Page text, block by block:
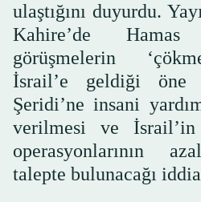
ulaştığını duyurdu.
Kahire’de
görüşmelerin
İsrail’e geldiği öne
Şeridi’ne insani
verilmesi ve
operasyonlarının
talepte bulunacağı